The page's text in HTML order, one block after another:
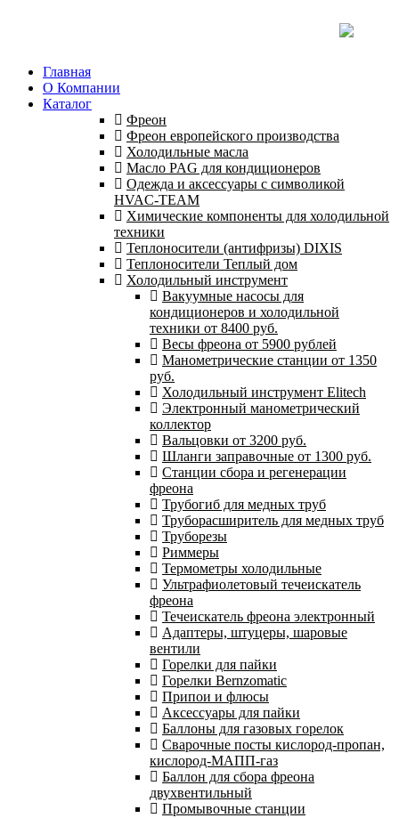
Главная
О Компании
Каталог
Фреон
Фреон европейского производства
Холодильные масла
Масло PAG для кондиционеров
Одежда и аксессуары с символикой
HVAC-TEAM
Химические компоненты для холодильной
техники
Теплоносители (антифризы) DIXIS
Теплоносители Теплый дом
Холодильный инструмент
Вакуумные насосы для
кондиционеров и холодильной
техники от 8400 руб.
Весы фреона от 5900 рублей
Манометрические станции от 1350
руб.
Холодильный инструмент Elitech
Электронный манометрический
коллектор
Вальцовки от 3200 руб.
Шланги заправочные от 1300 руб.
Станции сбора и регенерации
фреона
Трубогиб для медных труб
Труборасширитель для медных труб
Труборезы
Риммеры
Термометры холодильные
Ультрафиолетовый течеискатель
фреона
Течеискатель фреона электронный
Адаптеры, штуцеры, шаровые
вентили
Горелки для пайки
Горелки Bernzomatic
Припои и флюсы
Аксессуары для пайки
Баллоны для газовых горелок
Сварочные посты кислород-пропан,
кислород-МАПП-газ
Баллон для сбора фреона
двухвентильный
Промывочные станции